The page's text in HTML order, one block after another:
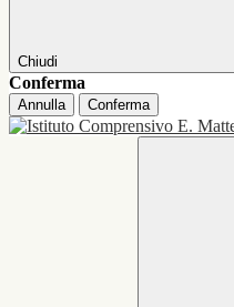
Chiudi
Conferma
Annulla Conferma